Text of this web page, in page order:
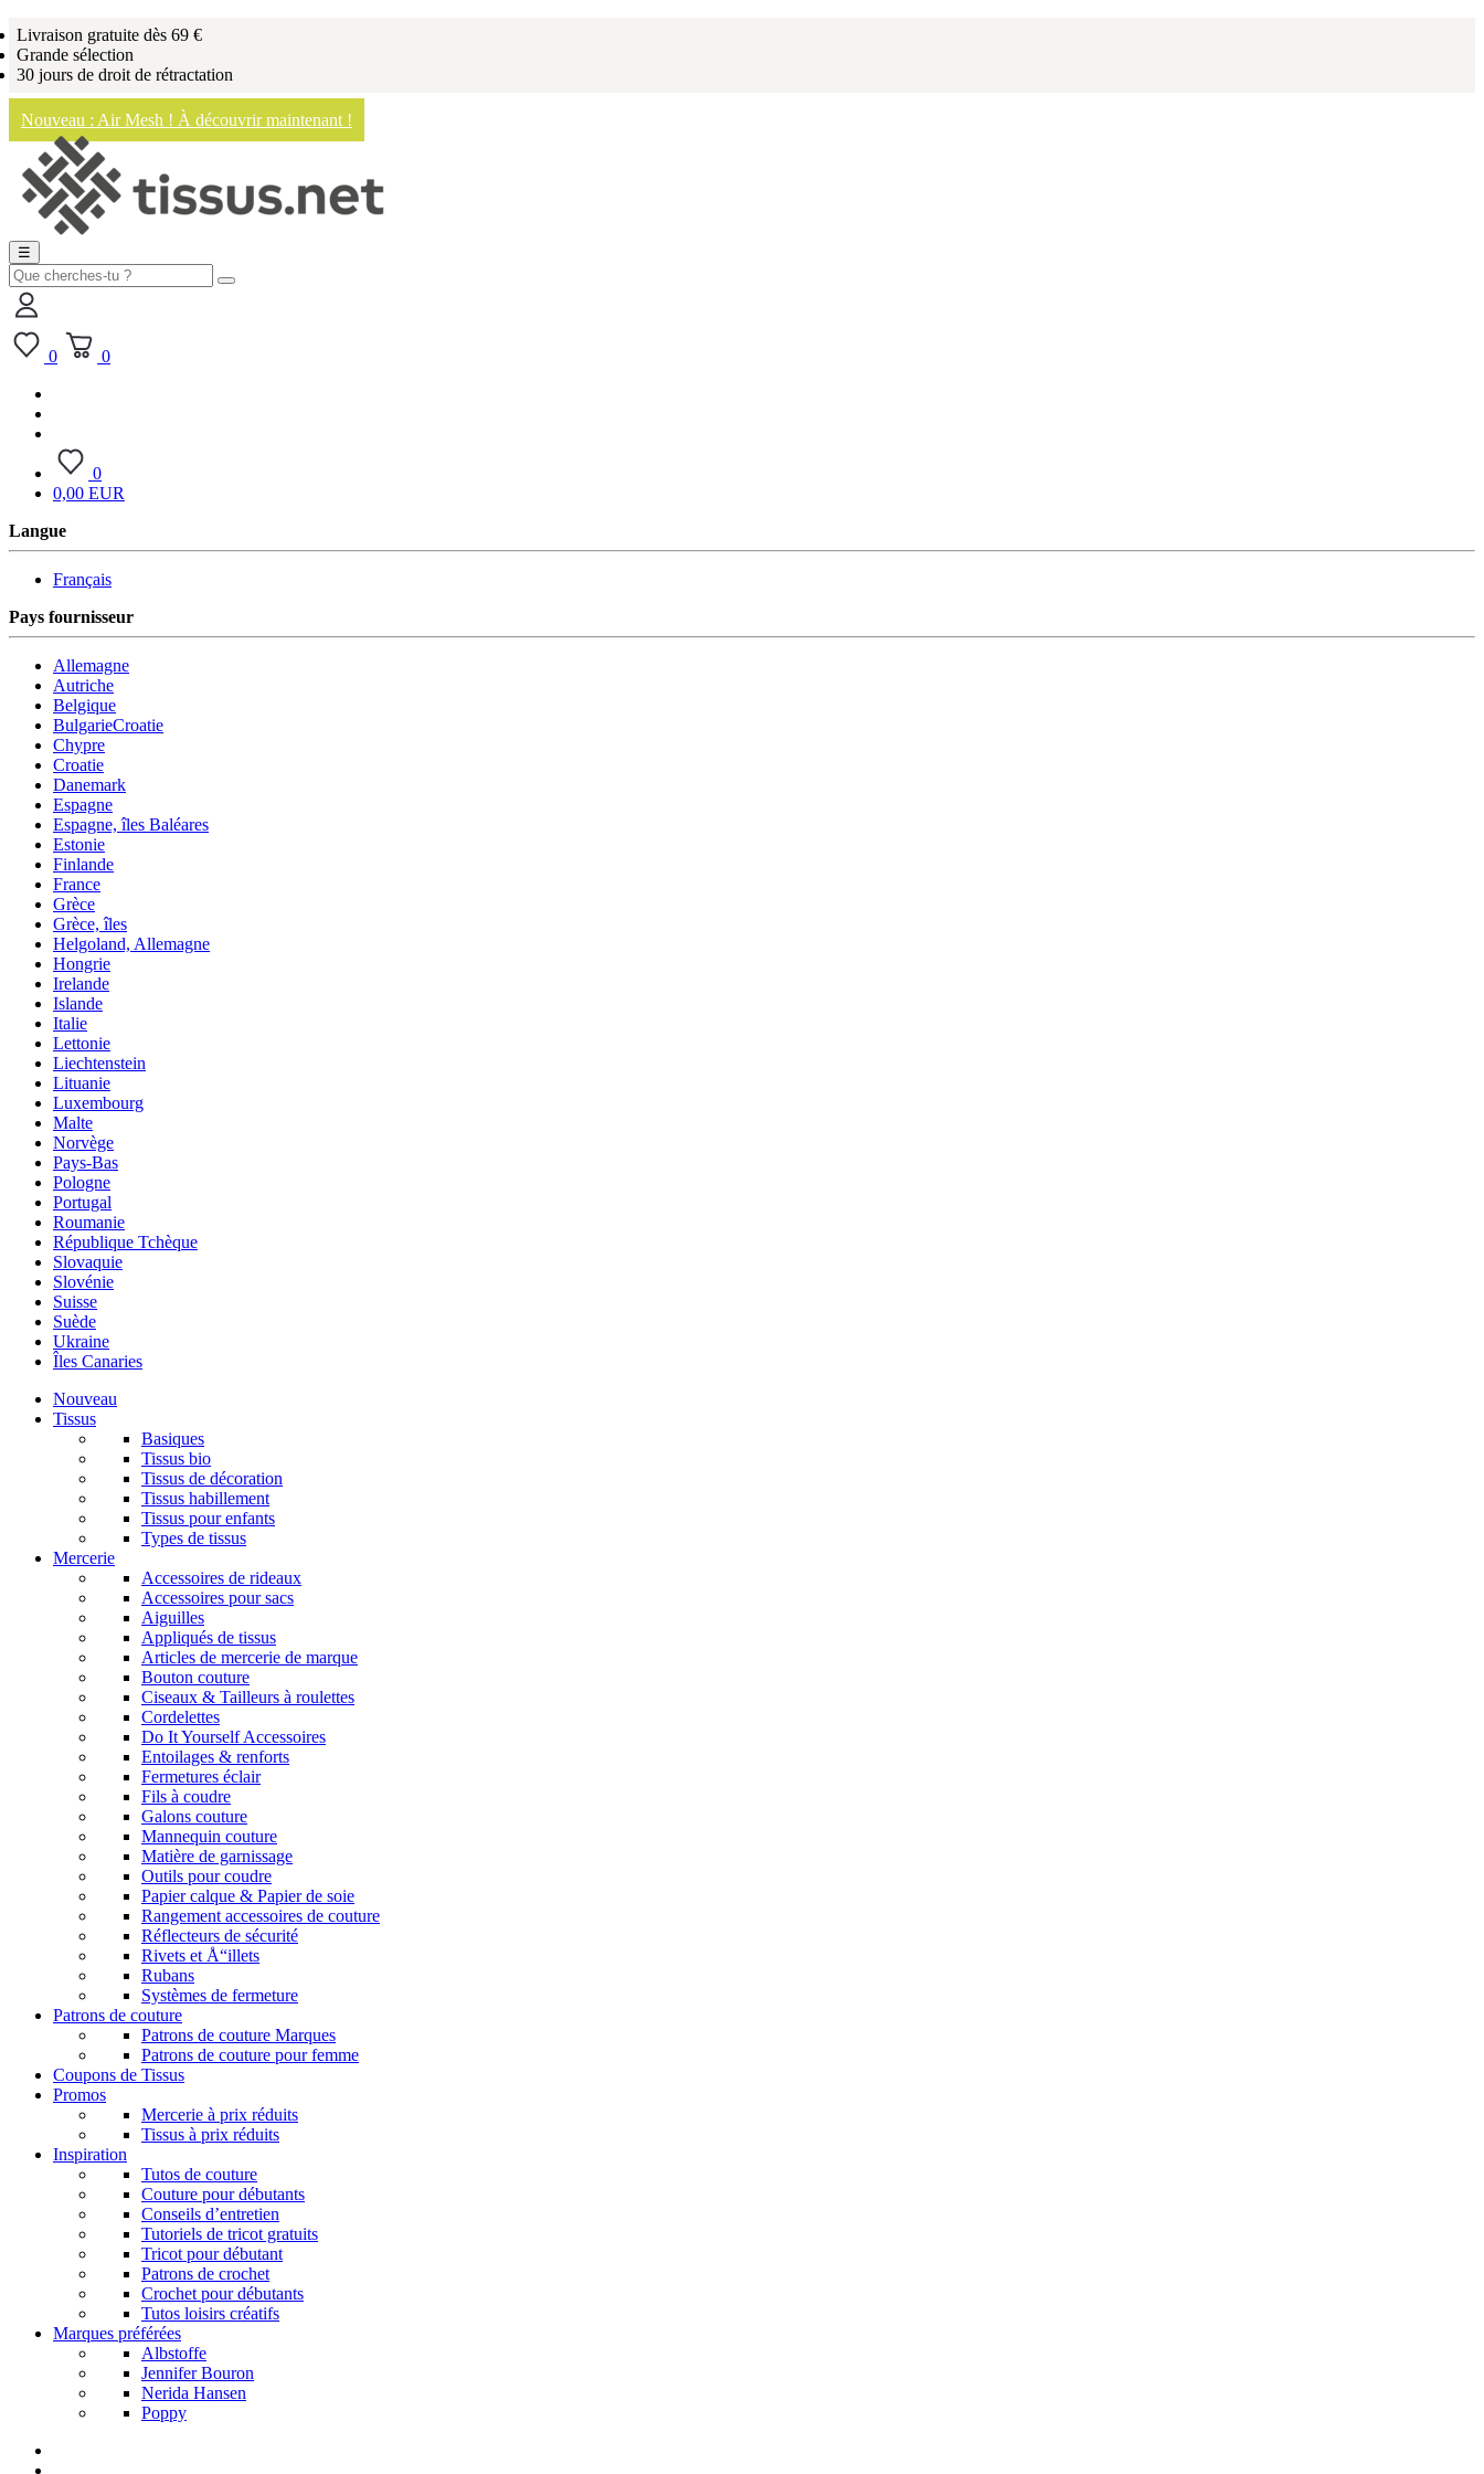
Livraison gratuite dès 69 €
Grande sélection
30 jours de droit de rétractation
Nouveau : Air Mesh ! À découvrir maintenant !
☰
0 0
0
0,00 EUR
Langue
Français
Pays fournisseur
Allemagne
Autriche
Belgique
BulgarieCroatie
Chypre
Croatie
Danemark
Espagne
Espagne, îles Baléares
Estonie
Finlande
France
Grèce
Grèce, îles
Helgoland, Allemagne
Hongrie
Irelande
Islande
Italie
Lettonie
Liechtenstein
Lituanie
Luxembourg
Malte
Norvège
Pays-Bas
Pologne
Portugal
Roumanie
République Tchèque
Slovaquie
Slovénie
Suisse
Suède
Ukraine
Îles Canaries
Nouveau
Tissus
Basiques
Tissus bio
Tissus de décoration
Tissus habillement
Tissus pour enfants
Types de tissus
Mercerie
Accessoires de rideaux
Accessoires pour sacs
Aiguilles
Appliqués de tissus
Articles de mercerie de marque
Bouton couture
Ciseaux & Tailleurs à roulettes
Cordelettes
Do It Yourself Accessoires
Entoilages & renforts
Fermetures éclair
Fils à coudre
Galons couture
Mannequin couture
Matière de garnissage
Outils pour coudre
Papier calque & Papier de soie
Rangement accessoires de couture
Réflecteurs de sécurité
Rivets et Å“illets
Rubans
Systèmes de fermeture
Patrons de couture
Patrons de couture Marques
Patrons de couture pour femme
Coupons de Tissus
Promos
Mercerie à prix réduits
Tissus à prix réduits
Inspiration
Tutos de couture
Couture pour débutants
Conseils d’entretien
Tutoriels de tricot gratuits
Tricot pour débutant
Patrons de crochet
Crochet pour débutants
Tutos loisirs créatifs
Marques préférées
Albstoffe
Jennifer Bouron
Nerida Hansen
Poppy